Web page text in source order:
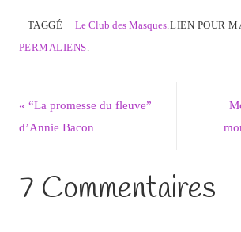
TAGGÉ Le Club des Masques LIEN POUR
PERMALIENS
« “La promesse du fleuve”
d’Annie Bacon
7 Commentaires